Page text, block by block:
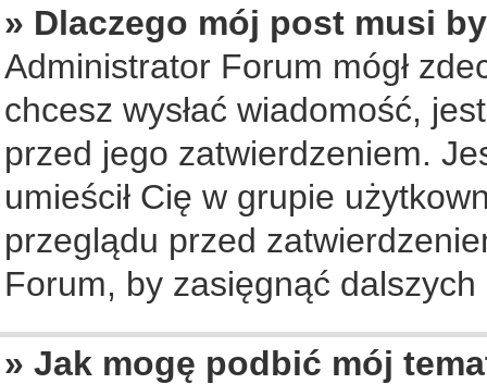
» Dlaczego mój post musi
Administrator Forum mógł
chcesz wysłać wiadomość,
przed jego zatwierdzeniem.
umieścił Cię w grupie
przeglądu przed
Forum, by zasięgnąć
» Jak mogę podbić mój